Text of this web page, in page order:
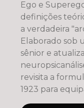
Ego e
definições
a verdadeira
Elaborado sob
sênior e
revisita a
1923 para